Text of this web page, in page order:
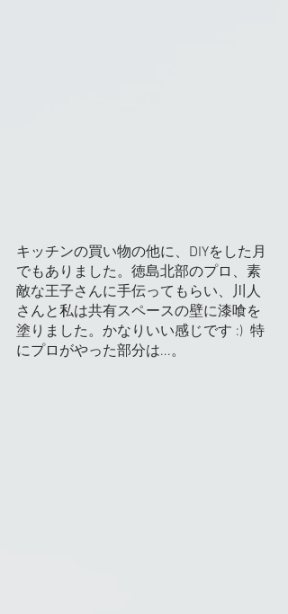
キッチンの買い物の他に、DIYをした月
でもありました。徳島北部のプロ、素
敵な王子さんに手伝ってもらい、川人
さんと私は共有スペースの壁に漆喰を
塗りました。かなりいい感じです :)  特
にプロがやった部分は...。